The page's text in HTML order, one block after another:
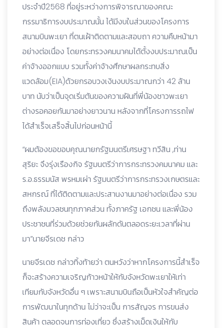
ประจำปี2568 ที่อยู่ระหว่างการพิจารณาของคณะ
กรรมาธิการงบประมาณนั้น ได้มีงบในส่วนของโครงการ
สนามบินพะเยา ที่ตนเฝ้าติดตามและสอบถา ความคืบหน้ามา
อย่างต่อเนื่อง โดยกระทรวงคมนาคมได้ตั้งงบประมาณเป็น
ค่าจ้างออกแบบ รวมทั้งค่าจ้างศึกษาผลกระทบสิ่ง
แวดล้อม(EIA)ด้วยกรอบวงเงินงบประมาณกว่า 42 ล้าน
บาท นับว่าเป็นจุดเริ่มต้นของความฝันที่พี่น้องชาวพะเยา
ต่างรอคอยกันมาอย่างยาวนาน หลังจากที่โครงการรถไฟ
ได้สำเร็จเสร็จสิ้นไปก่อนหน้านี้
“ผมต้องขอขอบคุณนายกรัฐมนตรีเศรษฐา ทวีสิน ,ท่าน
สุริยะ จึงรุ่งเรืองกิจ รัฐมนตรีว่าการกระทรวงคมนาคม และ
ร.อ.ธรรมนัส พรหมเผ่า รัฐมนตรีว่าการกระทรวงเกษตรและ
สหกรณ์ ที่ได้ติดตามและประสานงานมาอย่างต่อเนื่อง รวม
ถึงพลังมวลชนทุกภาคส่วน ทั้งภาครัฐ เอกชน และพี่น้อง
ประชาชนที่ร่วมด้วยช่วยกันผลักดันตลอดระยะเวลาที่ผ่าน
มา”นายจีรเดช กล่าว
นายจีรเดช กล่าวทิ้งท้ายว่า ตนหวังว่าหากโครงการนี้สำเร็จ
ก็จะสร้างความเจริญก้าวหน้าให้กับจังหวัดพะเยาให้เท่า
เทียมกับจังหวัดอื่น ๆ เพราะสนามบินถือเป็นหัวใจสำคัญต่อ
การพัฒนาในทุกด้าน ไม่ว่าจะเป็น การสัญจร การขนส่ง
สินค้า ตลอดจนการท่องเที่ยว ซึ่งสร้างเม็ดเงินให้กับ